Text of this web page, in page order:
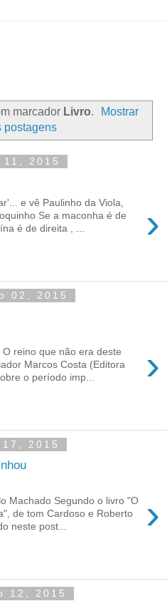
marcador Livro.
Mostrar
postagens
2015
›
e vê Paulinho da Viola,
Se a maconha é de
é de direita , ...
02, 2015
›
reino que não era deste
Marcos Costa (Editora
o período imp...
2015
›
Machado Segundo o livro "O
de tom Cardoso e Roberto
neste post...
12, 2015